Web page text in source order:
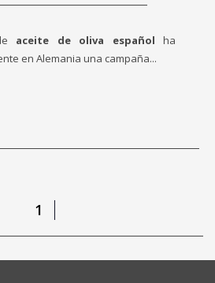
aceite de oliva español ha
en Alemania una campaña...
1